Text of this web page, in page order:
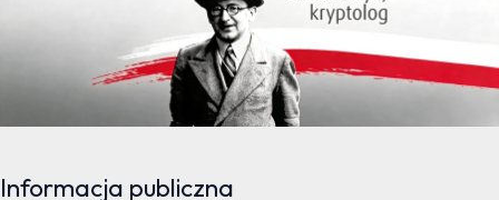
Informacja publiczna